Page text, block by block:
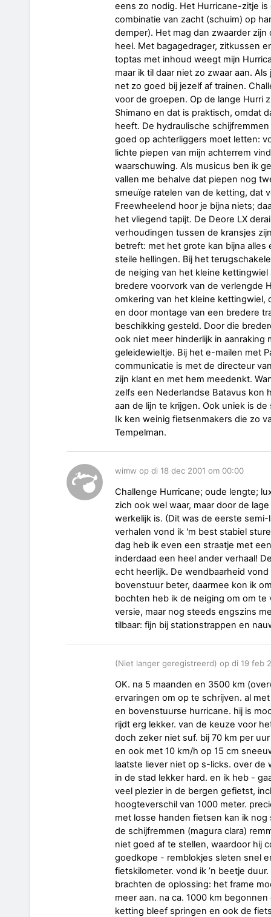
eens zo nodig. Het Hurricane-zitje
combinatie van zacht (schuim) op
demper). Het mag dan zwaarder
heel. Met bagagedrager, zitkussen
toptas met inhoud weegt mijn
maar ik til daar niet zo zwaar aan.
net zo goed bij jezelf af trainen.
voor de groepen. Op de lange Hurri
Shimano en dat is praktisch, omdat
heeft. De hydraulische
goed op achterliggers moet letten:
lichte piepen van mijn achterrem
waarschuwing. Als musicus ben ik
vallen me behalve dat piepen nog
smeuïge ratelen van de ketting, dat
Freewheelend hoor je bijna niets;
het vliegend tapijt. De Deore LX
verhoudingen tussen de kransjes
betreft: met het grote kan bijna
steile hellingen. Bij het
de neiging van het kleine
bredere voorvork van de verlengde
omkering van het kleine
en door montage van een bredere
beschikking gesteld. Door die
ook niet meer hinderlijk in
geleidewieltje. Bij het e-mailen met
communicatie is met de directeur
zijn klant en met hem meedenkt.
zelfs een Nederlandse Batavus kon
aan de lijn te krijgen. Ook uniek is
Ik ken weinig fietsenmakers die zo
Tempelman.
wimw op di 18 dec 2001 om 00:00
Challenge Hurricane; oude lengte;
zich ook wel waar, maar door de
werkelijk is. (Dit was de eerste
verhalen vond ik 'm best stabiel
dag heb ik even een straatje met
inderdaad een heel ander verhaal!
echt heerlijk. De wendbaarheid
bovenstuur beter, daarmee kon ik
bochten heb ik de neiging om om
versie, maar nog steeds engszins
tilbaar: fijn bij stationstrappen en
(Niet langer geregistreerd) op di 19 feb
OK. na 5 maanden en 3500 km
ervaringen om op te schrijven. al
en bovenstuurse hurricane. hij is
rijdt erg lekker. van de keuze voor
doch zeker niet suf. bij 70 km per
en ook met 10 km/h op 15 cm
laatste liever niet op s-licks. over de
in de stad lekker hard. en ik heb -
veel plezier in de bergen gefietst,
hoogteverschil van 1000 meter.
met losse handen fietsen kan ik
de schijfremmen (magura clara)
niet goed af te stellen, waardoor hij
goedkope - remblokjes sleten snel
fietskilometer. vond ik ’n beetje
brachten de oplossing: het frame
meer aan. na ca. 1000 km
ketting bleef springen en ook de